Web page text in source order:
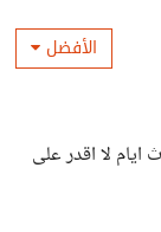
الأفضل
لا اقدر على